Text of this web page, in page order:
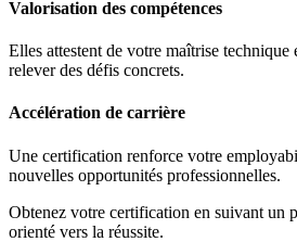
Valorisation des compétences
Elles attestent de votre maîtrise technique
relever des défis concrets.
Accélération de carrière
Une certification renforce votre
nouvelles opportunités professionnelles.
Obtenez votre certification en suivant un
orienté vers la réussite.